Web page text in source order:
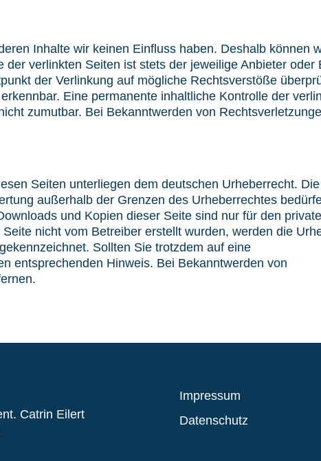
Inhalte wir keinen Einfluss haben. Deshalb können
verlinkten Seiten ist stets der jeweilige Anbieter oder
der Verlinkung auf mögliche Rechtsverstöße
Eine permanente inhaltliche Kontrolle der
zumutbar. Bei Bekanntwerden von
Seiten unterliegen dem deutschen Urheberrecht. Die
außerhalb der Grenzen des Urheberrechtes
und Kopien dieser Seite sind nur für den
nicht vom Betreiber erstellt wurden, werden die
Sollten Sie trotzdem auf eine
entsprechenden Hinweis. Bei Bekanntwerden von
Catrin Eilert
Impressum
Datenschutz